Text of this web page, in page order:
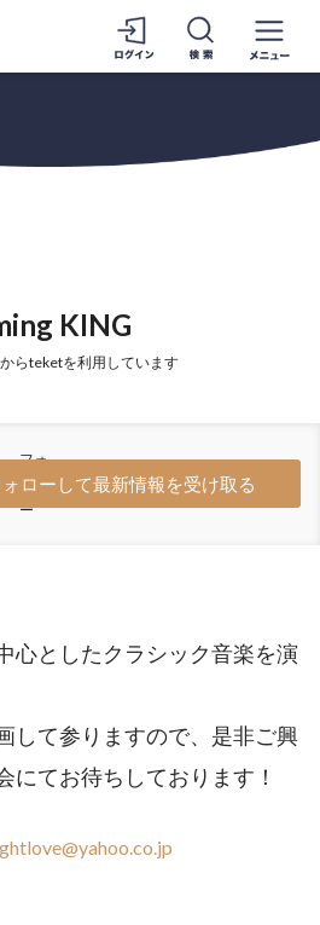
KING
らteketを利用しています
フォ
ロワ
ー
ローして最新情報を受け取る
心としたクラシック音楽を演
して参りますので、是非ご興
にてお待ちしております！